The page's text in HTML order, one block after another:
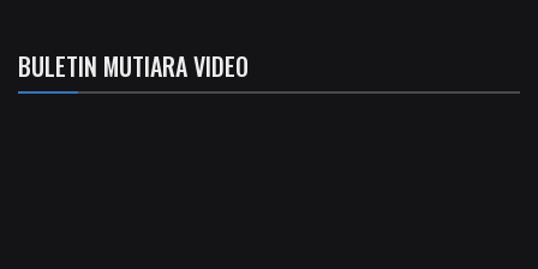
BULETIN MUTIARA VIDEO